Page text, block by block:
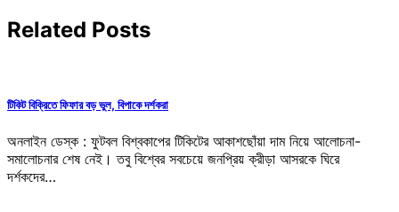
Related Posts
টিকিট বিক্রিতে ফিফার বড় ভুল, বিপাকে দর্শকরা
অনলাইন ডেস্ক : ফুটবল বিশ্বকাপের টিকিটের আকাশছোঁয়া দাম নিয়ে আলোচনা-
সমালোচনার শেষ নেই। তবু বিশ্বের সবচেয়ে জনপ্রিয় ক্রীড়া আসরকে ঘিরে
দর্শকদের…